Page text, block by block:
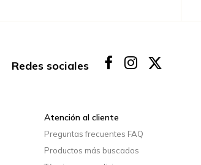
Redes sociales
Atención al cliente
Preguntas frecuentes FAQ
Productos más buscados